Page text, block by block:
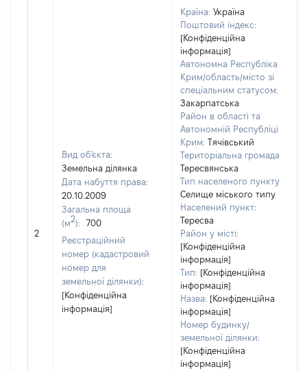
2
Вид об'єкта:
Земельна ділянка
Дата набуття права:
20.10.2009
Загальна площа
(м2):
700
Реєстраційний
номер (кадастровий
номер для
земельної ділянки):
[Конфіденційна
інформація]
Країна: Україна
Поштовий індекс:
[Конфіденційна
інформація]
Автономна Республіка
Крим/область/місто зі
спеціальним статусом:
Закарпатська
Район в області та
Автономній Республіці
Крим: Тячівський
Територіальна громада:
Тересвянська
Тип населеного пункту:
Селище міського типу
Населений пункт:
Тересва
Район у місті:
[Конфіденційна
інформація]
Тип: [Конфіденційна
інформація]
Назва: [Конфіденційна
інформація]
Номер будинку/
земельної ділянки:
[Конфіденційна
інформація]